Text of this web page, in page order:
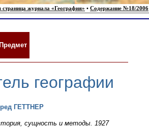
страница журнала «География» • Содержание №18/2006
Предмет
географии
ГЕТТНЕР
сущность и методы. 1927